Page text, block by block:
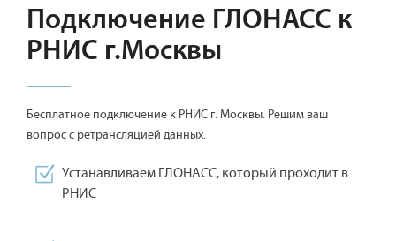
Подключение ГЛОНАСС к
РНИС г.Москвы
Бесплатное подключение к РНИС г. Москвы. Решим ваш
вопрос с ретрансляцией данных.
Устанавливаем ГЛОНАСС, который проходит в
РНИС